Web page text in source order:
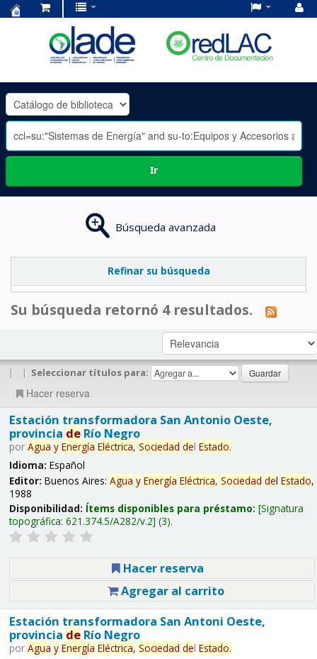
OLADE
-
Ir
Búsqueda avanzada
Refinar su búsqueda
Su búsqueda retornó 4 resultados.
| | Seleccionar títulos para:
Hacer reserva
Estación transformadora San Antonio Oeste,
provincia deRío Negro
por Agua y Energía Eléctrica, Sociedad del Estado.
Idioma: Español
Editor: Buenos Aires: Agua y Energía Eléctrica, Sociedad del Estado,
1988
Disponibilidad: Ítems disponibles para préstamo: Signatura
topográfica: 621.374.5/A282/v.2 (3).
Hacer reserva
Agregar al carrito
Estación transformadora San Antoni Oeste,
provincia deRío Negro
por Agua y Energía Eléctrica, Sociedad del Estado.